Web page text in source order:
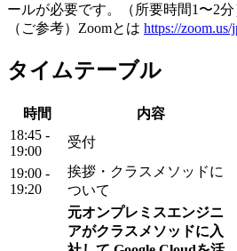
ールが必要です。（所要時間1〜2分
（ご参考）Zoomとは https://zoom.us/
タイムテーブル
時間 内容
18:45 -
19:00
受付
19:00 -
19:20
挨拶・クラスメソッドに
ついて
元オンプレミスエンジニ
アがクラスメソッドに入